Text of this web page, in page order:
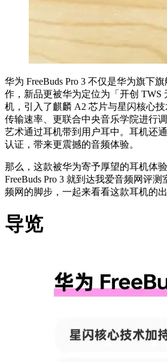
华为 FreeBuds Pro 3 不仅是华为旗下
作，新品更被华为定位为「开创 TWS
机，引入了麒麟 A2 芯片与星闪核心技
传输速率、更联合中央音乐学院进行
艺术通过耳机带到用户耳中。耳机还
认证，带来更震撼的音频体验。
那么，这款被华为寄予厚望的耳机体
FreeBuds Pro 3 就到达我爱音频网评
频网的脚步，一起来看看这款耳机的出
导览